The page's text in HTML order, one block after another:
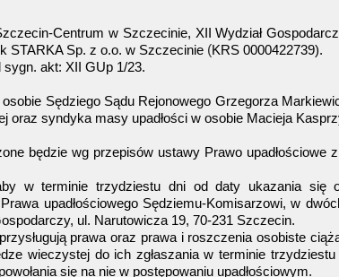
Centrum w Szczecinie, XII Wydział
STARKA Sp. z o.o. w Szczecinie (KRS 0000422739).
sygn. akt: XII GUp 1/23.
Sędziego Sądu Rejonowego Grzegorza
oraz syndyka masy upadłości w osobie Macieja
będzie wg przepisów ustawy Prawo
w terminie trzydziestu dni od daty ukazania się
upadłościowego Sędziemu-Komisarzowi, w
ul. Narutowicza 19, 70-231 Szczecin.
prawa oraz prawa i roszczenia osobiste
wieczystej do ich zgłaszania w terminie
się na nie w postępowaniu upadłościowym.